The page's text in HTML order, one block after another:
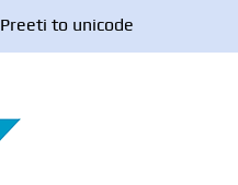
Preeti to unicode